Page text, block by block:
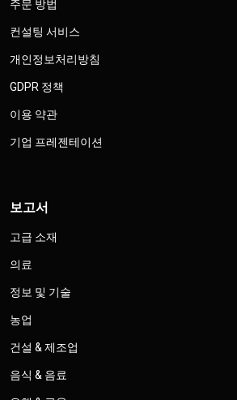
주문 방법
컨설팅 서비스
개인정보처리방침
GDPR 정책
이용 약관
기업 프레젠테이션
보고서
고급 소재
의료
정보 및 기술
농업
건설 & 제조업
음식 & 음료